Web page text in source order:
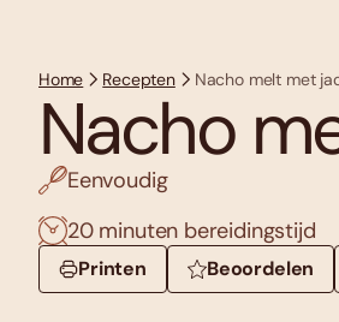
Home Recepten Nacho melt met
Nacho
Eenvoudig
20 minuten bereidingstijd
Printen Beoordelen